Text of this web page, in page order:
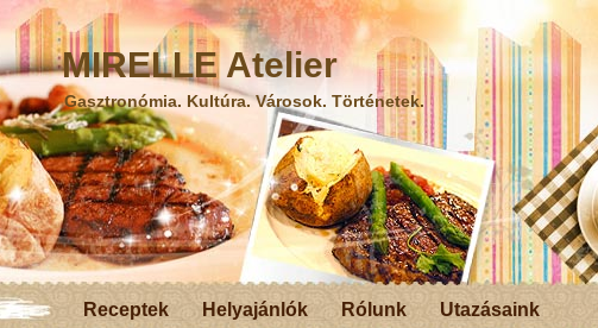
MIRELLE Atelier
Gasztronómia. Kultúra. Városok. Történetek.
Receptek Helyajánlók Rólunk Utazásaink